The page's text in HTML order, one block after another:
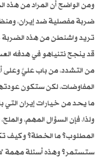
ومن الواضح أن المراد من هذه
ضربة مفصلية ضد إيران،
تريد واشنطن من هذه الضربة
قد ينجح نتنياهو في هدفه
من التشدد، من باب عليَّ وعلى
المفاوضات، لكن ستكون
ما يحد من خيارات إيران التي
ولذا، فإن السؤال المهم،
المطلوب؟ ما الخطة؟ وكيف
ستستمر؟ وهذه أسئلة مهمة